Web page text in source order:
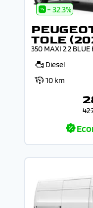
- 32.3%
TOLE
350 MAXI 2.2 BLUE
Diesel
10 km
42